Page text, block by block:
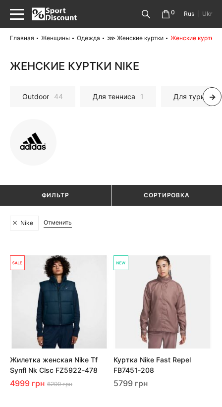
0 Rus Ukr
Главная Женщины Одежда ⋙ Женские куртки Женские куртки
ЖЕНСКИЕ КУРТКИ NIKE
Outdoor 44 Для тенниса 1 Для туризма
ФИЛЬТР СОРТИРОВКА
Nike Отменить
Жилетка женская Nike Tf
Synfl Nk Clsc FZ5922-478
4999 грн 6299 грн
Куртка Nike Fast Repel
FB7451-208
5799 грн